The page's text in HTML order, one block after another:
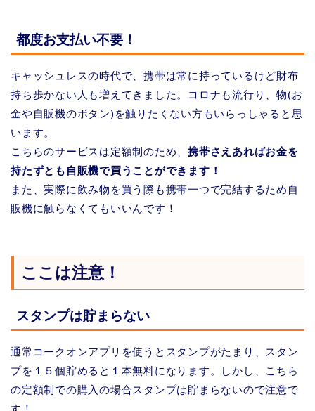
都度お支払い不要！
キャッシュレスの時代で、携帯は常に持っているけど財布
持ち歩かない人も増えてきました。コロナも流行り、物(お
金や自販機のボタン)を触りたくない方もいらっしゃると思
います。
こちらのサービスは定額制のため、携帯さえあればお金を
持たずとも自販機で買うことができます！
また、実際に飲み物を買う際も携帯一つで完結するため自
販機に触らなくてもいいんです！
ここは注意！
スタンプは貯まらない
通常コークオンアプリを使うとスタンプがたまり、スタン
プを１５個貯めると１本無料になります。しかし、こちら
の定額制での購入の場合スタンプは貯まらないので注意で
す！